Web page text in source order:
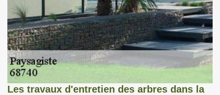
Les travaux d'entretien des arbres dans la